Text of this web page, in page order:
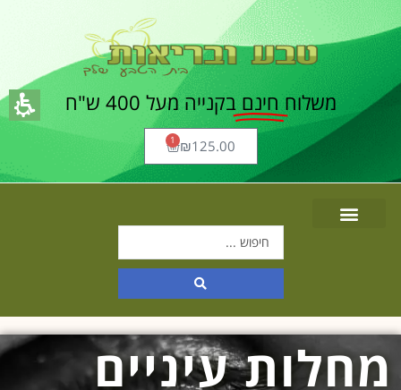
משלוח חינם בקנייה מעל 400 ש"ח
₪125.00
1
מחלות עיניים